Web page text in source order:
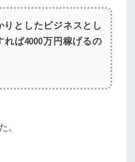
りとしたビジネスとし
ば4000万円稼げるの
。